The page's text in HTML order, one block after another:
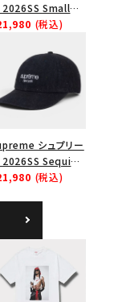
2026SS Small
Tee スモールボ
(税込)
シュプリー
2026SS Sequin
Classic
ックロゴ 6パネルキ
プ ブラック
(税込)